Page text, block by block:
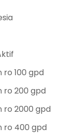
100 gpd
ro 200 gpd
ro 2000 gpd
ro 400 gpd